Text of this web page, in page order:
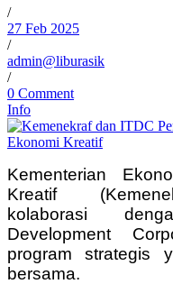
/
27 Feb 2025
/
admin@liburasik
/
0 Comment
Info
Kementerian
Kreatif
kolaborasi
Development
program strategis
bersama.